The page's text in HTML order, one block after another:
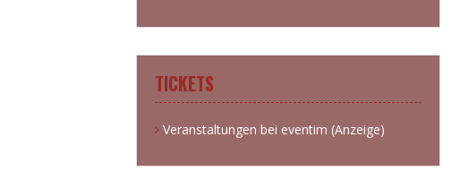
TICKETS
Veranstaltungen bei eventim (Anzeige)